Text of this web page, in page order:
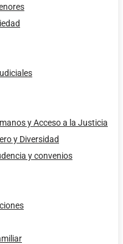
y Acceso a la Justicia
y Diversidad
y convenios